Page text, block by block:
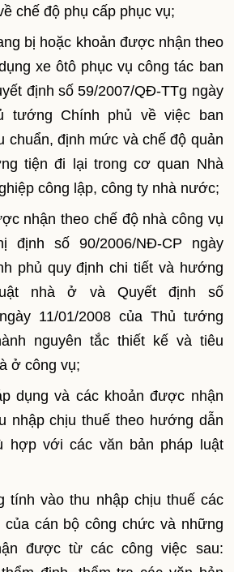
chế độ phụ cấp phục vụ;
bị hoặc khoản được nhận theo
xe ôtô phục vụ công tác ban
định số 59/2007/QĐ-TTg ngày
tướng Chính phủ về việc ban
chuẩn, định mức và chế độ quản
tiện đi lại trong cơ quan Nhà
công lập, công ty nhà nước;
nhận theo chế độ nhà công vụ
định số 90/2006/NĐ-CP ngày
phủ quy định chi tiết và hướng
nhà ở và Quyết định số
11/01/2008 của Thủ tướng
nguyên tắc thiết kế và tiêu
ở công vụ;
dụng và các khoản được nhận
nhập chịu thuế theo hướng dẫn
hợp với các văn bản pháp luật
tính vào thu nhập chịu thuế các
của cán bộ công chức và những
được từ các công việc sau: